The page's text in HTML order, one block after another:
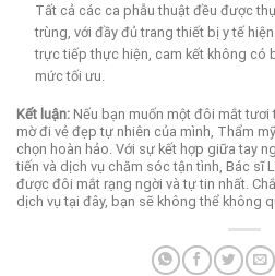
Tất cả các ca phẫu thuật đều được
trùng, với đầy đủ trang thiết bị y tế
trực tiếp thực hiện, cam kết không có
mức tối ưu.
Kết luận: Nếu bạn muốn một đôi mắt
mờ đi vẻ đẹp tự nhiên của mình, Thẩm
chọn hoàn hảo. Với sự kết hợp giữa tay
tiến và dịch vụ chăm sóc tận tình, Bác sĩ
được đôi mắt rạng ngời và tự tin nhất.
dịch vụ tại đây, bạn sẽ không thể không